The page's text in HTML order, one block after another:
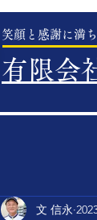
笑顔と感謝に満
有限会
文 信永